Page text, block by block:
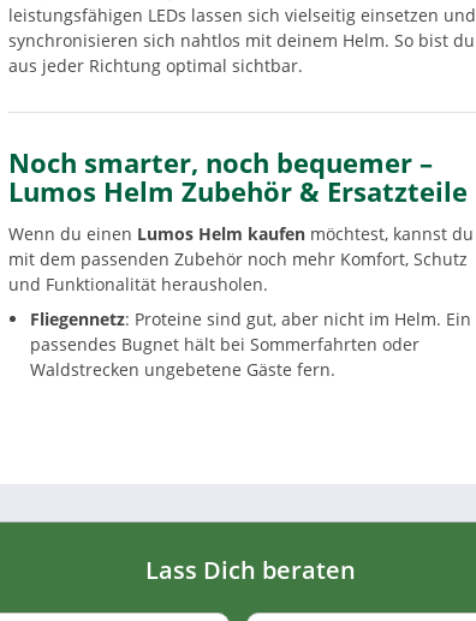
leistungsfähigen LEDs lassen sich vielseitig einsetzen und
synchronisieren sich nahtlos mit deinem Helm. So bist du
aus jeder Richtung optimal sichtbar.
Noch smarter, noch bequemer –
Lumos Helm Zubehör & Ersatzteile
Wenn du einen Lumos Helm kaufen möchtest, kannst du
mit dem passenden Zubehör noch mehr Komfort, Schutz
und Funktionalität herausholen.
Fliegennetz: Proteine sind gut, aber nicht im Helm. Ein
passendes Bugnet hält bei Sommerfahrten oder
Waldstrecken ungebetene Gäste fern.
Lass Dich beraten